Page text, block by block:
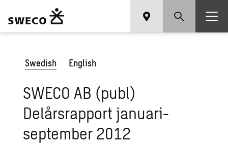
Swedish English
SWECO AB (publ)
Delårsrapport januari-
september 2012